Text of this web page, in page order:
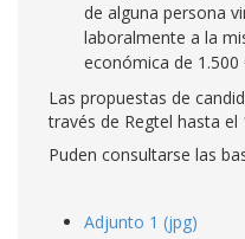
de alguna persona
laboralmente a la
económica de 1.500
Las propuestas de
través de Regtel hasta
Puden consultarse las
Adjunto 1 (jpg)